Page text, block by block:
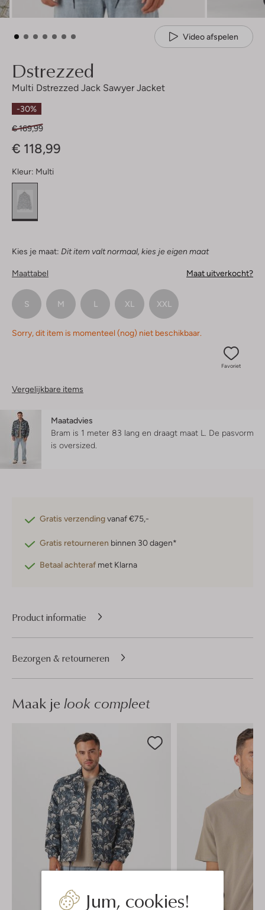
Jum, cookies!
Video afspelen
Dstrezzed
Multi Dstrezzed Jack Sawyer Jacket
-30%
€ 169,99
€ 118,99
Kleur: Multi
Kies je maat: Dit item valt normaal, kies je eigen maat
Maattabel Maat uitverkocht?
S M L XL XXL
Sorry, dit item is momenteel (nog) niet beschikbaar.
Favoriet
Vergelijkbare items
Maatadvies
Bram is 1 meter 83 lang en draagt maat L. De pasvorm
is oversized
Gratis verzendingvanaf €75,-
Gratis retourneren binnen 30 dagen*
Betaal achteraf met Klarna
Product informatie
Bezorgen & retourneren
Maak je look compleet